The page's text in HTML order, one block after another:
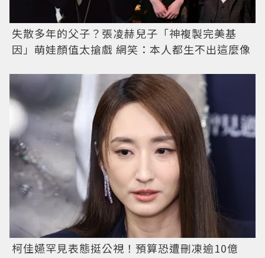
失散多年的父子？張凌赫兒子「神複製完美基
因」萌娃顏值太搶戲 網笑：本人都生不出這麼像
柯佳嬿罕見表態挺公視！預算恐遭刪凍逾10億